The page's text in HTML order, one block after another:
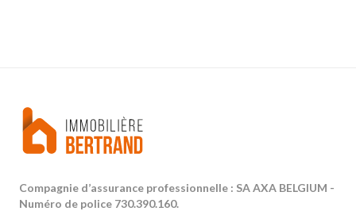
Compagnie d’assurance professionnelle : SA AXA BELGIUM -
Numéro de police 730.390.160.